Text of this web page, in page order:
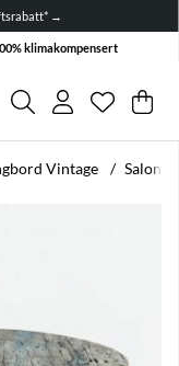
→
klimakompensert
Antall i
. .
Vintage